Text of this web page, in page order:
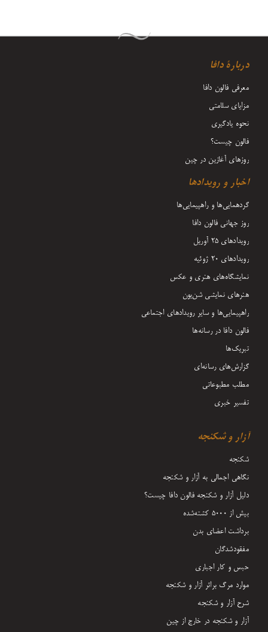
دربارۀ دافا
معرفی فالون دافا
مزایای سلامتی
نحوه یادگیری
فالون چیست؟
روزهای آغازین در چین
اخبار و رویدادها
گردهمایی‌ها و راهپیمایی‌ها
روز جهانی فالون دافا
رویدادهای ۲۵ آوریل
رویدادهای ۲۰ ژوئیه
نمایشگاه‌های هنری و عکس
هنرهای نمایشی شن‌یون
راهپیمایی‌ها و سایر رویدادهای اجتماعی
فالون دافا در رسانه‌ها
تبریک‌ها
گزارش‌های رسانه‌ای
مطلب مطبوعاتی
تفسیر خبری
آزار و شکنجه
شکنجه
نگاهی اجمالی به آزار و شکنجه
دلیل آزار و شکنجه فالون دافا چیست؟
بیش از 5000 کشته‌شده
برداشت اعضای بدن
مفقودشدگان
حبس و کار اجباری
موارد مرگ براثر آزار و شکنجه
شرح آزار و شکنجه
آزار و شکنجه در خارج از چین